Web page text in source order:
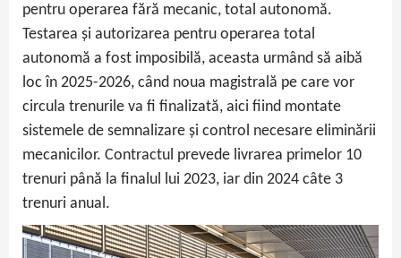
pentru operarea fără mecanic, total autonomă.
Testarea și autorizarea pentru operarea total
autonomă a fost imposibilă, aceasta urmând să aibă
loc în 2025-2026, când noua magistrală pe care vor
circula trenurile va fi finalizată, aici fiind montate
sistemele de semnalizare și control necesare eliminării
mecanicilor. Contractul prevede livrarea primelor 10
trenuri până la finalul lui 2023, iar din 2024 câte 3
trenuri anual.